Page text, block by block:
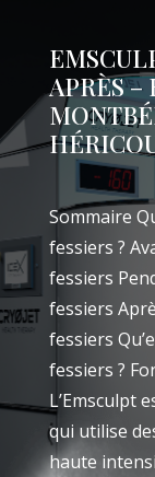
APRÈS –
Sommaire
fessiers ?
fessiers
fessiers
fessiers
fessiers ?
L’Emsculpt
qui utilise
haute